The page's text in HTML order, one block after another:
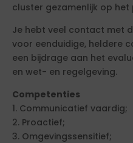
cluster gezamenlijk op het
Je hebt veel contact met
voor eenduidige, heldere
een bijdrage aan het
en wet- en regelgeving.
Competenties
1. Communicatief vaardig;
2. Proactief;
3. Omgevingssensitief;